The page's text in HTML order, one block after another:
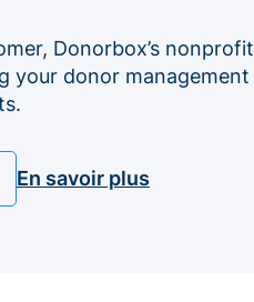
Donorbox’s
your donor management
En savoir plus